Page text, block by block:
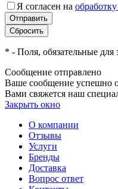
Я согласен на
* - Поля, обязательные для
Сообщение отправлено
Ваше сообщение успешно
Вами свяжется наш
Закрыть окно
О компании
Отзывы
Услуги
Бренды
Доставка
Вопрос ответ